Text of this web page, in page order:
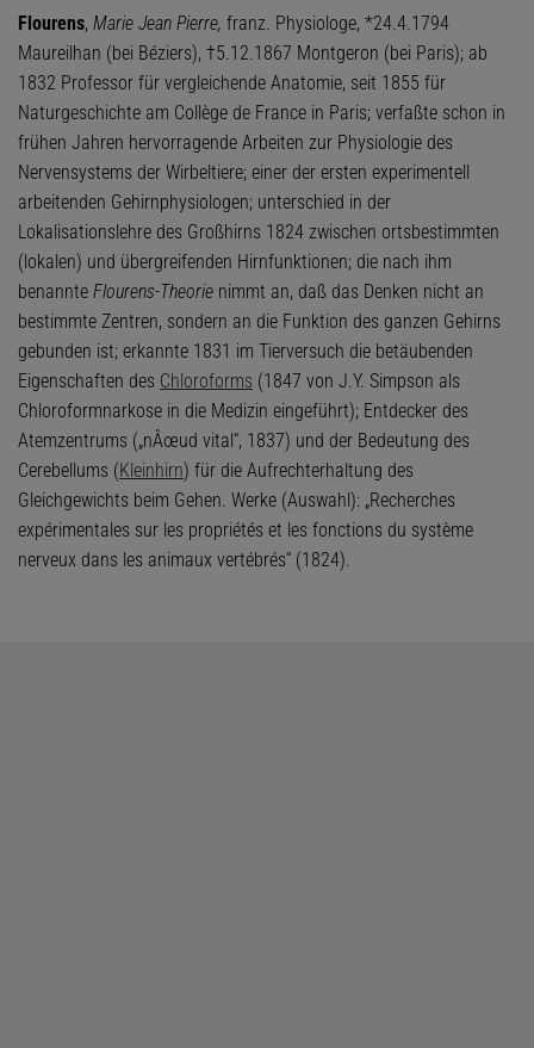
Flourens, Marie Jean Pierre, franz. Physiologe, *24.4.1794
Maureilhan (bei Béziers), †5.12.1867 Montgeron (bei Paris); ab
1832 Professor für vergleichende Anatomie, seit 1855 für
Naturgeschichte am Collège de France in Paris; verfaßte schon in
frühen Jahren hervorragende Arbeiten zur Physiologie des
Nervensystems der Wirbeltiere; einer der ersten experimentell
arbeitenden Gehirnphysiologen; unterschied in der
Lokalisationslehre des Großhirns 1824 zwischen ortsbestimmten
(lokalen) und übergreifenden Hirnfunktionen; die nach ihm
benannte Flourens-Theorie nimmt an, daß das Denken nicht an
bestimmte Zentren, sondern an die Funktion des ganzen Gehirns
gebunden ist; erkannte 1831 im Tierversuch die betäubenden
Eigenschaften des Chloroforms (1847 von J.Y. Simpson als
Chloroformnarkose in die Medizin eingeführt); Entdecker des
Atemzentrums („nÂœud vital“, 1837) und der Bedeutung des
Cerebellums (Kleinhirn) für die Aufrechterhaltung des
Gleichgewichts beim Gehen. Werke (Auswahl): „Recherches
expérimentales sur les propriétés et les fonctions du système
nerveux dans les animaux vertébrés“ (1824).